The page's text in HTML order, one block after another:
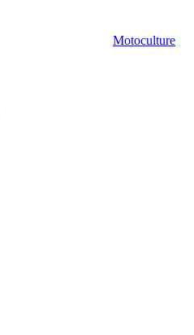
Motoculture